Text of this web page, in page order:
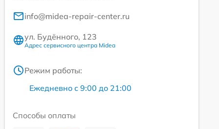
info@midea-repair-center.ru
ул. Будённого, 123
Адрес сервисного центра Midea
Режим работы:
Ежедневно с 9:00 до 21:00
Способы оплаты